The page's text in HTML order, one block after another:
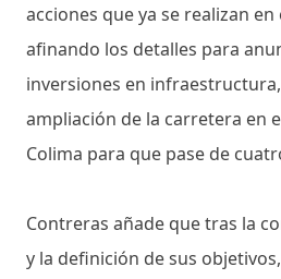
acciones que ya se realizan
afinando los detalles para
inversiones en
ampliación de la carretera en
Colima para que pase de
Contreras añade que tras la
y la definición de sus